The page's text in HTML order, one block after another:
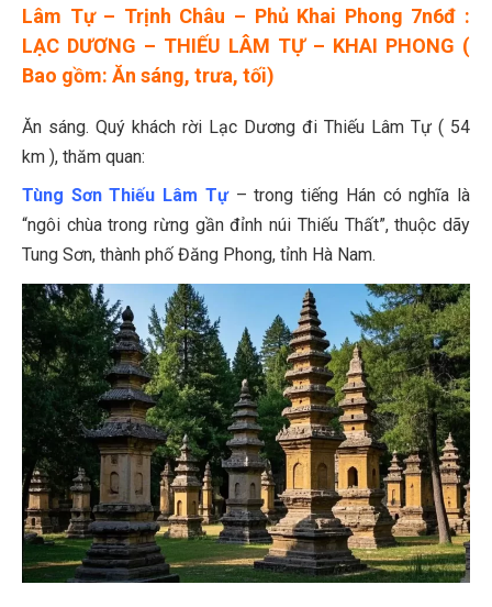
Lâm Tự – Trịnh Châu – Phủ Khai Phong 7n6đ :
LẠC DƯƠNG – THIẾU LÂM TỰ – KHAI PHONG (
Bao gồm: Ăn sáng, trưa, tối)
Ăn sáng. Quý khách rời Lạc Dương đi Thiếu Lâm Tự ( 54
km ), thăm quan:
Tùng Sơn Thiếu Lâm Tự – trong tiếng Hán có nghĩa là
“ngôi chùa trong rừng gần đỉnh núi Thiếu Thất”, thuộc dãy
Tung Sơn, thành phố Đăng Phong, tỉnh Hà Nam.